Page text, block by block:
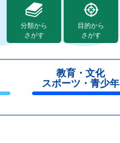
分類から
さがす
目的から
さがす
教育・文化
スポーツ・青少年
じ